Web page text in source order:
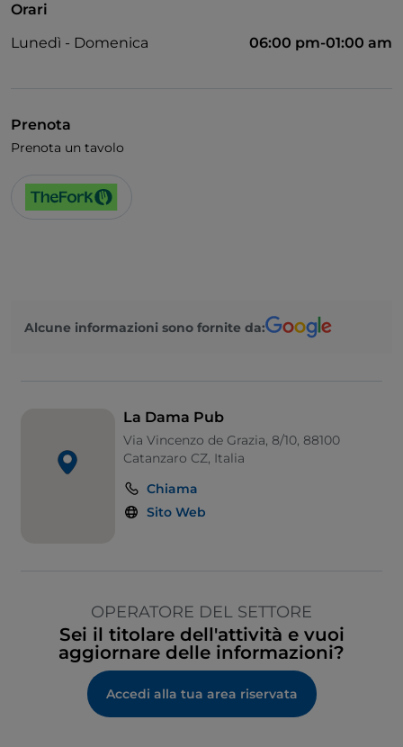
Orari
Lunedì - Domenica
06:00 pm-01:00 am
Prenota
Prenota un tavolo
Alcune informazioni sono fornite da:
La Dama Pub
Via Vincenzo de Grazia, 8/10, 88100
Catanzaro CZ, Italia
Chiama
Sito Web
OPERATORE DEL SETTORE
Sei il titolare dell'attività e vuoi
aggiornare delle informazioni?
Accedi alla tua area riservata